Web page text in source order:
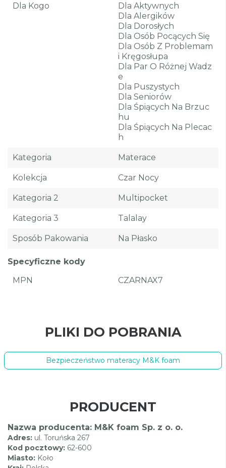
Dla Kogo
Dla Aktywnych
Dla Alergików
Dla Dorosłych
Dla Osób Pocących Się
Dla Osób Z Problemam
I Kręgosłupa
Dla Par O Różnej Wadz
E
Dla Puszystych
Dla Seniorów
Dla Śpiących Na Brzuc
Hu
Dla Śpiących Na Plecac
H
Kategoria Materace
Kolekcja Czar Nocy
Kategoria 2 Multipocket
Kategoria 3 Talalay
Sposób Pakowania Na Płasko
Specyficzne kody
MPN
CZARNAX7
PLIKI DO POBRANIA
Bezpieczeństwo materacy M&K foam
PRODUCENT
Nazwa producenta: M&K foam Sp. z o. o.
Adres: ul. Toruńska 267
Kod pocztowy: 62-600
Miasto: Koło